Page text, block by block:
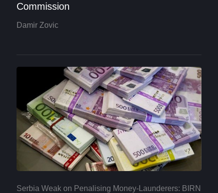
Commission
Damir Zovic
Serbia Weak on Penalising Money-Launderers: BIRN